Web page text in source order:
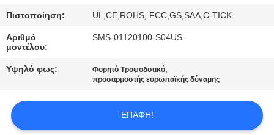
PRIVACY
POLICY
Πιστοποίηση: UL,CE,ROHS, FCC,GS,SAA,C-TICK
Αριθμό
μοντέλου:
SMS-01120100-S04US
Υψηλό φως: Φορητό Τροφοδοτικό,
προσαρμοστής ευρωπαϊκής δύναμης
ΕΠΑΦΉ!